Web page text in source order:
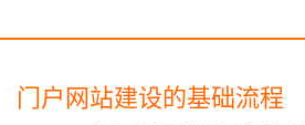
门户网站建设的基础流程